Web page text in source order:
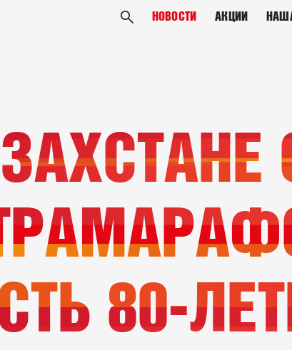
НОВОСТИ АКЦИИ
80-